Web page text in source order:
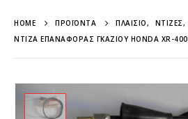
HOME ΠΡΟΪΌΝΤΑ ΠΛΑΊΣΙΟ, ΝΤΊΖΕΣ,
ΝΤΊΖΑ ΕΠΑΝΑΦΌΡΑΣ ΓΚΑΖΙΟΎ HONDA XR-400